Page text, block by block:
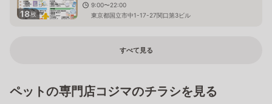
18枚
9:00〜22:00
東京都国立市中1-17-27関口第3ビル
すべて見る
ペットの専門店コジマのチラシを見る